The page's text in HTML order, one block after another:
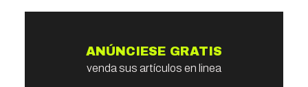
ANÚNCIESE GRATIS
venda sus artículos en linea